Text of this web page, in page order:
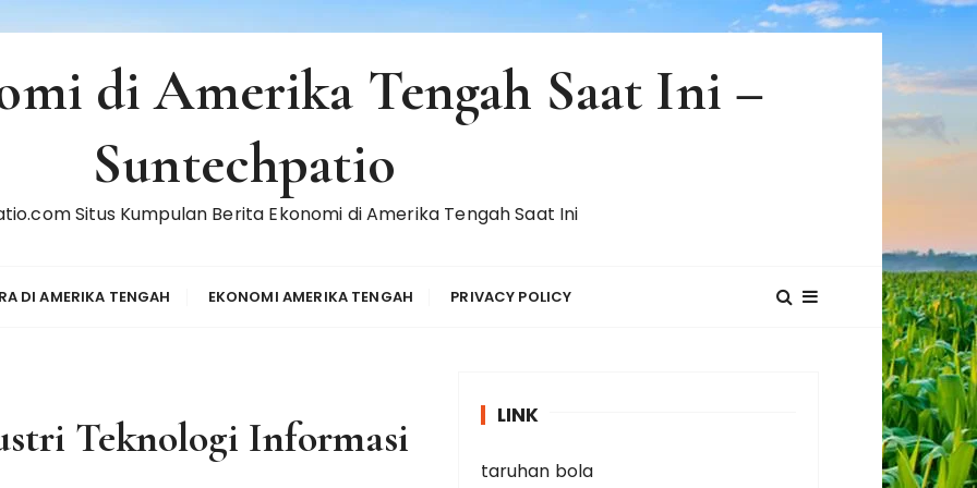
di Amerika Tengah Saat Ini –
Suntechpatio
Situs Kumpulan Berita Ekonomi di Amerika Tengah Saat Ini
DI AMERIKA TENGAH EKONOMI AMERIKA TENGAH PRIVACY POLICY
Teknologi Informasi
LINK
taruhan bola